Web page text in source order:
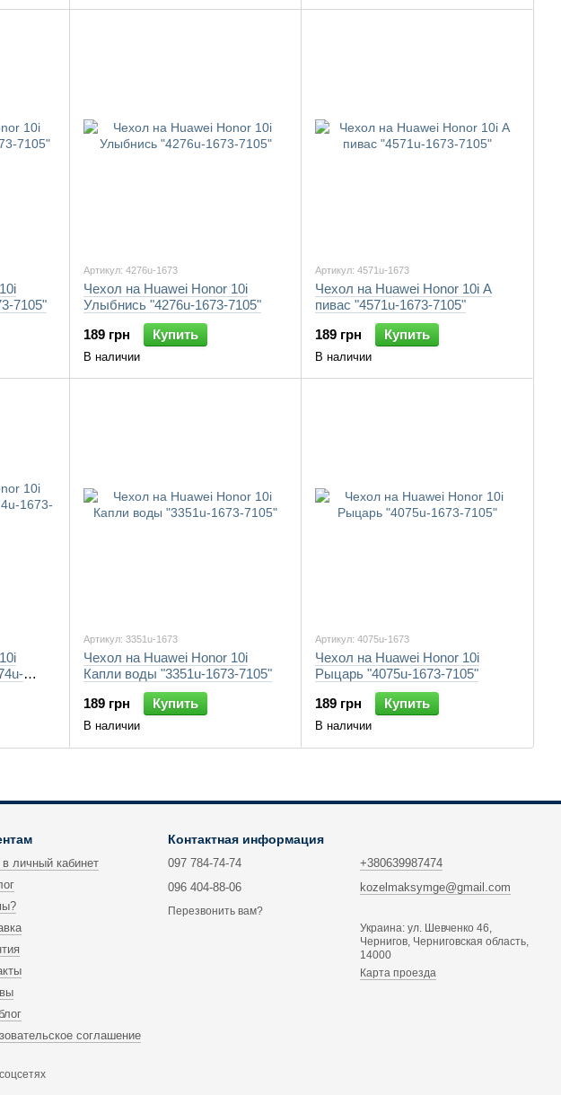
7105"
Артикул: 4276u-1673
Чехол на Huawei Honor 10i
Улыбнись "4276u-1673-7105"
189 грн
Купить
В наличии
Артикул: 4571u-1673
Чехол на Huawei Honor 10i А
пивас "4571u-1673-7105"
189 грн
Купить
В наличии
Артикул: 3351u-1673
Чехол на Huawei Honor 10i
Капли воды "3351u-1673-7105"
189 грн
Купить
В наличии
Артикул: 4075u-1673
Чехол на Huawei Honor 10i
Рыцарь "4075u-1673-7105"
189 грн
Купить
В наличии
личный кабинет
соглашение
Контактная информация
097 784-74-74
096 404-88-06
Перезвонить вам?
+380639987474
kozelmaksymge@gmail.com
Украина: ул. Шевченко 46,
Чернигов, Черниговская область,
14000
Карта проезда